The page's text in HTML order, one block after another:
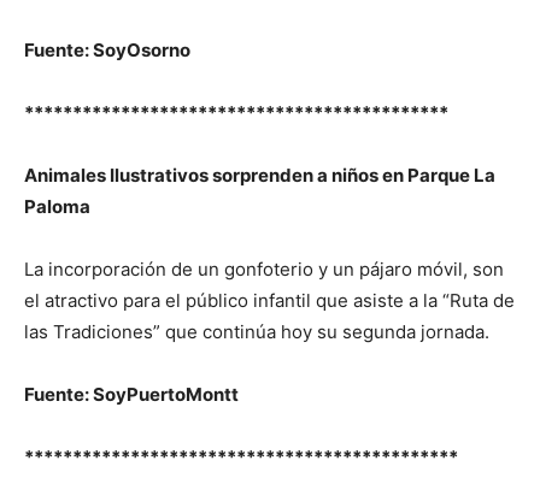
Fuente: SoyOsorno
********************************************
Animales Ilustrativos sorprenden a niños en Parque La
Paloma
La incorporación de un gonfoterio y un pájaro móvil, son
el atractivo para el público infantil que asiste a la “Ruta de
las Tradiciones” que continúa hoy su segunda jornada.
Fuente: SoyPuertoMontt
*********************************************